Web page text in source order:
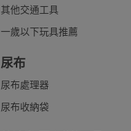
其他交通工具
一歲以下玩具推薦
尿布
尿布處理器
尿布收納袋